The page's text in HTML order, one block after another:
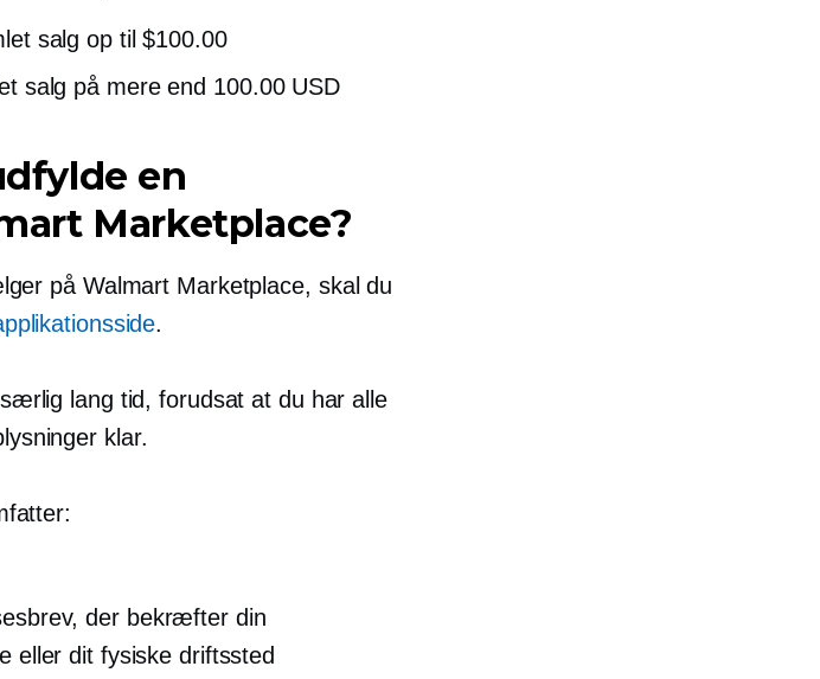
salg op til $100.00
salg på mere end 100.00 USD
en
Marketplace?
på Walmart Marketplace, skal du
.
lang tid, forudsat at du har alle
klar.
der bekræfter din
eller dit fysiske driftssted